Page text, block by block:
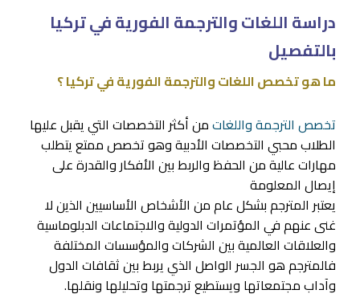
دراسة اللغات والترجمة الفورية في تركيا
بالتفصيل
ما هو تخصص اللغات والترجمة الفورية في تركيا ؟
تخصص الترجمة واللغاتمن أكثر التخصصات التي يقبل عليها
الطلاب محبي التخصصات الأدبية وهو تخصص ممتع يتطلب
مهارات عالية من الحفظ والربط بين الأفكار والقدرة على
إيصال المعلومة
يعتبر المترجم بشكل عام من الأشخاص الأساسيين الذين لا
غنى عنهم في المؤتمرات الدولية والاجتماعات الدبلوماسية
والعلاقات العالمية بين الشركات والمؤسسات المختلفة
فالمترجم هو الجسر الواصل الذي يربط بين ثقافات الدول
وآداب مجتمعاتها ويستطيع ترجمتها وتحليلها ونقلها.